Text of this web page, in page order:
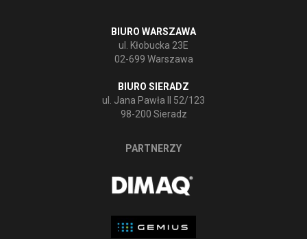
BIURO WARSZAWA
ul. Kłobucka 23E
02-699 Warszawa
BIURO SIERADZ
ul. Jana Pawła II 52/123
98-200 Sieradz
PARTNERZY